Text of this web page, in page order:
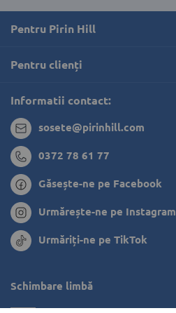
Pentru Pirin Hill
Pentru clienți
Informatii contact:
sosete@pirinhill.com
0372 78 61 77
Găsește-ne pe Facebook
Urmărește-ne pe Instagram
Urmăriți-ne pe TikTok
Schimbare limbă